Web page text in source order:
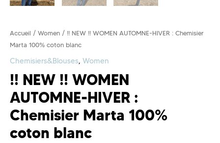
Accueil / Women / !! NEW !! WOMEN AUTOMNE-HIVER : Chemisier
Marta 100% coton blanc
Chemisiers&Blouses, Women
!! NEW !! WOMEN
AUTOMNE-HIVER :
Chemisier Marta 100%
coton blanc